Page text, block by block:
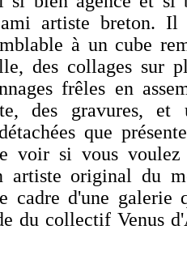
artiste breton.
à un cube
des collages sur
frêles en
des gravures,
que
voir si vous
artiste original du
cadre d'une galerie
du collectif Venus